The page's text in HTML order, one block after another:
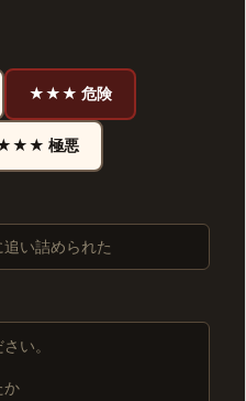
★★★ 危険
極悪